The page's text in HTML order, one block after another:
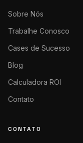
Sobre Nós
Trabalhe Conosco
Cases de Sucesso
Blog
Calculadora ROI
Contato
CONTATO